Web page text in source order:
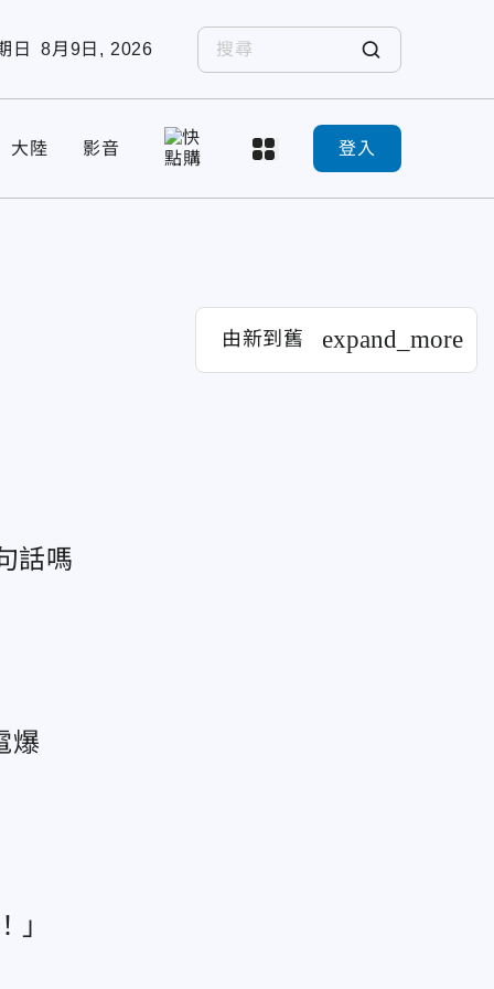
日 8月9日, 2026
大陸 影音 登入
由新到舊 expand_more
話嗎
爆
」